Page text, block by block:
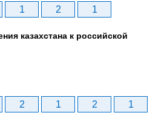
1 2 1
казахстана к российской
2 1 2
1